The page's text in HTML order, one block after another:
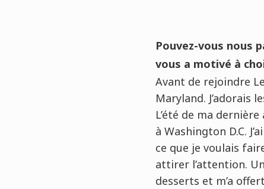
Pouvez-vous nous
vous a motivé à
Avant de rejoindre
Maryland. J’adorais
L’été de ma
à Washington D.C.
ce que je voulais
attirer l’attention.
desserts et m’a